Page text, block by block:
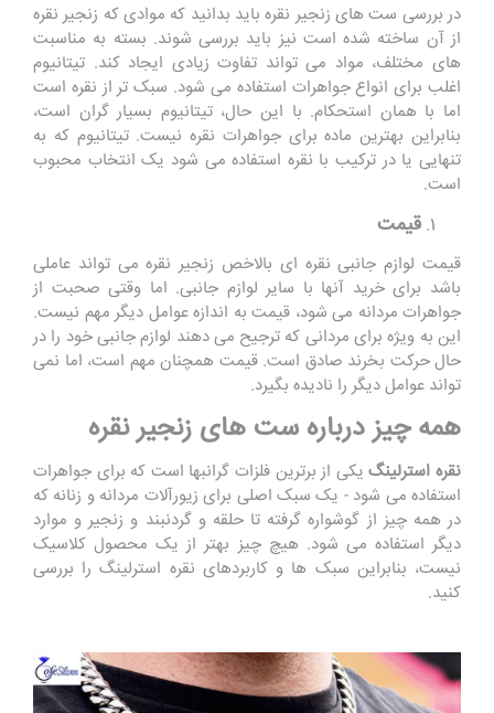
در بررسی ست های زنجیر نقره باید بدانید که موادی که زنجیر نقره
از آن ساخته شده است نیز باید بررسی شوند. بسته به مناسبت
های مختلف، مواد می تواند تفاوت زیادی ایجاد کند. تیتانیوم
اغلب برای انواع جواهرات استفاده می شود. سبک تر از نقره است
اما با همان استحکام. با این حال، تیتانیوم بسیار گران است،
بنابراین بهترین ماده برای جواهرات نقره نیست. تیتانیوم که به
تنهایی یا در ترکیب با نقره استفاده می شود یک انتخاب محبوب
است.
قیمت
قیمت لوازم جانبی نقره ای بالاخص زنجیر نقره می تواند عاملی
باشد برای خرید آنها با سایر لوازم جانبی. اما وقتی صحبت از
جواهرات مردانه می شود، قیمت به اندازه عوامل دیگر مهم نیست.
این به ویژه برای مردانی که ترجیح می دهند لوازم جانبی خود را در
حال حرکت بخرند صادق است. قیمت همچنان مهم است، اما نمی
تواند عوامل دیگر را نادیده بگیرد.
همه چیز درباره ست های زنجیر نقره
نقره استرلینگیکی از برترین فلزات گرانبها است که برای جواهرات
استفاده می شود - یک سبک اصلی برای زیورآلات مردانه و زنانه که
در همه چیز از گوشواره گرفته تا حلقه و گردنبند و زنجیر و موارد
دیگر استفاده می شود. هیچ چیز بهتر از یک محصول کلاسیک
نیست، بنابراین سبک ها و کاربردهای نقره استرلینگ را بررسی
کنید.